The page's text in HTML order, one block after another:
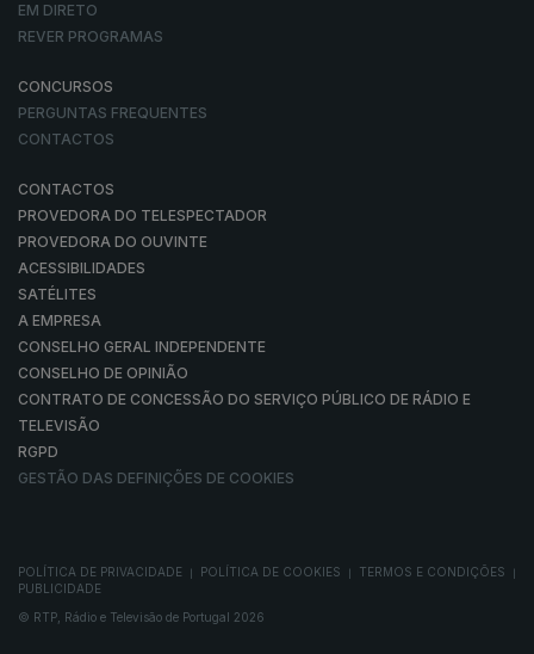
EM DIRETO
REVER PROGRAMAS
CONCURSOS
PERGUNTAS FREQUENTES
CONTACTOS
CONTACTOS
PROVEDORA DO TELESPECTADOR
PROVEDORA DO OUVINTE
ACESSIBILIDADES
SATÉLITES
A EMPRESA
CONSELHO GERAL INDEPENDENTE
CONSELHO DE OPINIÃO
CONTRATO DE CONCESSÃO DO SERVIÇO PÚBLICO DE RÁDIO E
TELEVISÃO
RGPD
GESTÃO DAS DEFINIÇÕES DE COOKIES
POLÍTICA DE PRIVACIDADE POLÍTICA DE COOKIES TERMOS E CONDIÇÕES
PUBLICIDADE
© RTP, Rádio e Televisão de Portugal 2026